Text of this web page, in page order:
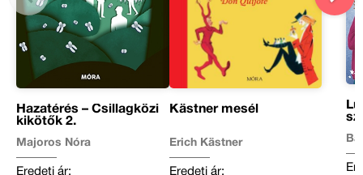
Hazatérés – Csillagközi
kikötők 2.
Majoros Nóra
Eredeti ár:
Kästner mesél
Erich Kästner
Eredeti ár: